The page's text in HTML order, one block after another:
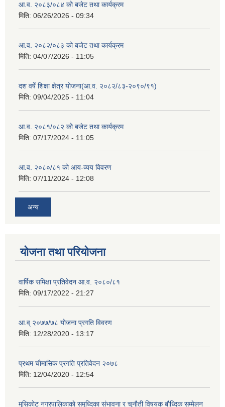
आ.व. २०८३/०८४ को बजेट तथा कार्यक्रम
मिति: 06/26/2026 - 09:34
आ.व. २०८२/०८३ को बजेट तथा कार्यक्रम
मिति: 04/07/2026 - 11:05
दश वर्षे शिक्षा क्षेत्र योजना(आ.व. २०८२/८३-२०९०/९१)
मिति: 09/04/2025 - 11:04
आ.व. २०८१/०८२ को बजेट तथा कार्यक्रम
मिति: 07/17/2024 - 11:05
आ.व. २०८०/८१ को आय-व्यय विवरण
मिति: 07/11/2024 - 12:08
अन्य
योजना तथा परियोजना
वार्षिक समिक्षा प्रतिवेदन आ.व. २०८०/८१
मिति: 09/17/2022 - 21:27
आ.व् २०७७/७८ योजना प्रगति विवरण
मिति: 12/28/2020 - 13:17
प्रथम चाैमासिक प्रगति प्रतिवेदन २०७८
मिति: 12/04/2020 - 12:54
मुसिकाेट नगरपालिकाकाे समृध्दिका संभावना र चुनाैती विषयक बाैध्दिक सम्मेलन